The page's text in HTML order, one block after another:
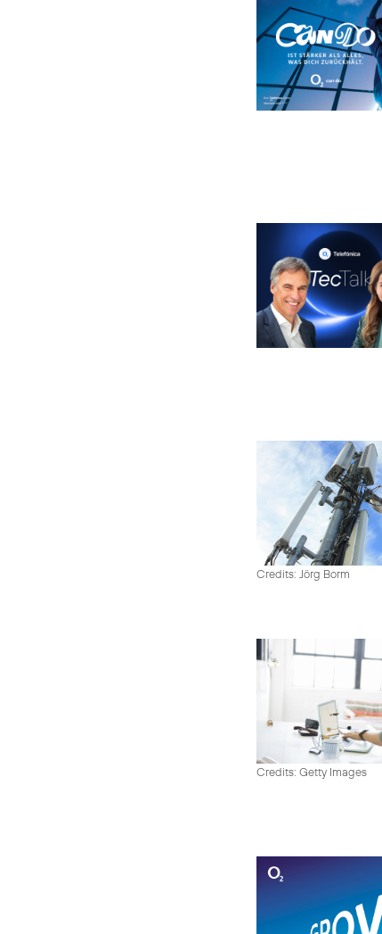
Credits: Jörg Borm
Credits: Getty Images